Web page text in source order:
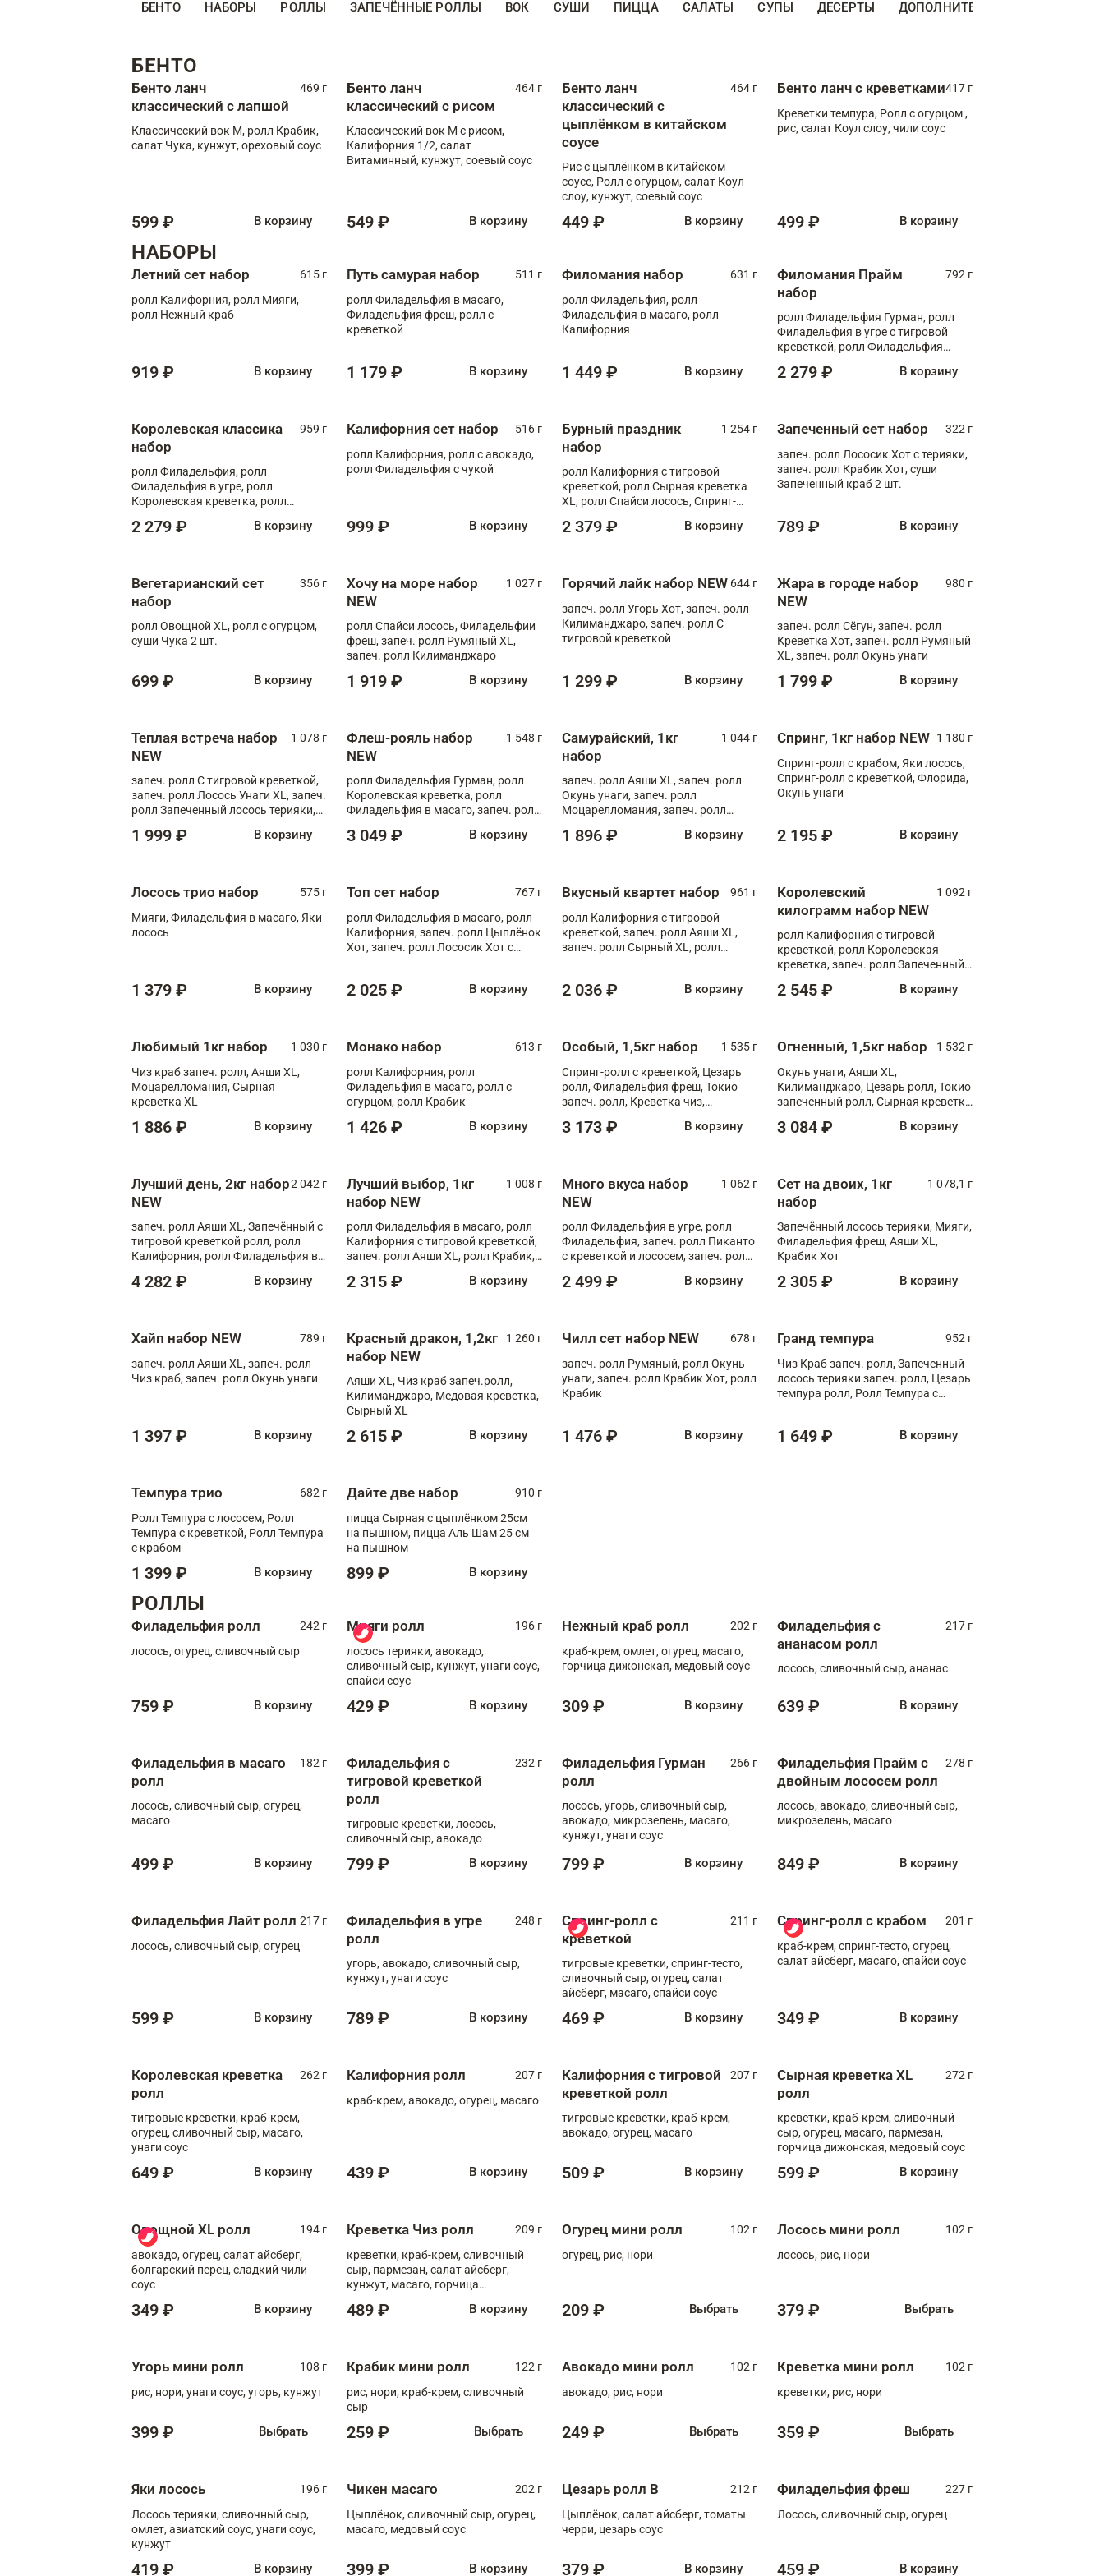
БЕНТО НАБОРЫ РОЛЛЫ ЗАПЕЧЁННЫЕ РОЛЛЫ ВОК СУШИ ПИЦЦА САЛАТЫ СУПЫ ДЕСЕРТЫ ДОПОЛНИТЕЛЬНО
БЕНТО
Бенто ланч
классический с лапшой
469 г
Классический вок М, ролл Крабик,
салат Чука, кунжут, ореховый соус
599 ₽ В корзину
Бенто ланч
классический с рисом
464 г
Классический вок М с рисом,
Калифорния 1/2, салат
Витаминный, кунжут, соевый соус
549 ₽ В корзину
Бенто ланч
классический с
цыплёнком в китайском
соусе
464 г
Рис с цыплёнком в китайском
соусе, Ролл с огурцом, салат Коул
слоу, кунжут, соевый соус
449 ₽ В корзину
Бенто ланч с креветками417 г
Креветки темпура, Ролл с огурцом ,
рис, салат Коул слоу, чили соус
499 ₽ В корзину
НАБОРЫ
Летний сет набор
615 г
ролл Калифорния, ролл Мияги,
ролл Нежный краб
919 ₽ В корзину
Путь самурая набор
511 г
ролл Филадельфия в масаго,
Филадельфия фреш, ролл с
креветкой
1 179 ₽ В корзину
Филомания набор
631 г
ролл Филадельфия, ролл
Филадельфия в масаго, ролл
Калифорния
1 449 ₽ В корзину
Филомания Прайм
набор
792 г
ролл Филадельфия Гурман, ролл
Филадельфия в угре с тигровой
креветкой, ролл Филадельфия
2 279 ₽ В корзину
Королевская классика
набор
959 г
ролл Филадельфия, ролл
Филадельфия в угре, ролл
Королевская креветка, ролл
2 279 ₽ В корзину
Калифорния сет набор
516 г
ролл Калифорния, ролл с авокадо,
ролл Филадельфия с чукой
999 ₽ В корзину
Бурный праздник
набор
1 254 г
ролл Калифорния с тигровой
креветкой, ролл Сырная креветка
XL, ролл Спайси лосось, Спринг-
Медовая креветка
2 379 ₽ В корзину
Запеченный сет набор
322 г
запеч. ролл Лососик Хот с терияки,
запеч. ролл Крабик Хот, суши
Запеченный краб 2 шт.
789 ₽ В корзину
Вегетарианский сет
набор
356 г
ролл Овощной XL, ролл с огурцом,
суши Чука 2 шт.
699 ₽ В корзину
Хочу на море набор
NEW
1 027 г
ролл Спайси лосось, Филадельфии
фреш, запеч. ролл Румяный XL,
запеч. ролл Килиманджаро
1 919 ₽ В корзину
Горячий лайк набор NEW 644 г
запеч. ролл Угорь Хот, запеч. ролл
Килиманджаро, запеч. ролл С
тигровой креветкой
1 299 ₽ В корзину
Жара в городе набор
NEW
980 г
запеч. ролл Сёгун, запеч. ролл
Креветка Хот, запеч. ролл Румяный
XL, запеч. ролл Окунь унаги
1 799 ₽ В корзину
Теплая встреча набор
NEW
1 078 г
запеч. ролл С тигровой креветкой,
запеч. ролл Лосось Унаги XL, запеч.
ролл Запеченный лосось терияки,
1 999 ₽ В корзину
Флеш-рояль набор
NEW
1 548 г
ролл Филадельфия Гурман, ролл
Королевская креветка, ролл
Филадельфия в масаго, запеч. ролл
Тигровая креветка с моцареллой,
3 049 ₽ В корзину
Самурайский, 1кг
набор
1 044 г
запеч. ролл Аяши XL, запеч. ролл
Окунь унаги, запеч. ролл
Моцарелломания, запеч. ролл
1 896 ₽ В корзину
Спринг, 1кг набор NEW 1 180 г
Спринг-ролл с крабом, Яки лосось,
Спринг-ролл с креветкой, Флорида,
Окунь унаги
2 195 ₽ В корзину
Лосось трио набор
575 г
Мияги, Филадельфия в масаго, Яки
лосось
1 379 ₽ В корзину
Топ сет набор
767 г
ролл Филадельфия в масаго, ролл
Калифорния, запеч. ролл Цыплёнок
Хот, запеч. ролл Лососик Хот с
2 025 ₽ В корзину
Вкусный квартет набор
961 г
ролл Калифорния с тигровой
креветкой, запеч. ролл Аяши XL,
запеч. ролл Сырный XL, ролл
2 036 ₽ В корзину
Королевский
килограмм набор NEW
1 092 г
ролл Калифорния с тигровой
креветкой, ролл Королевская
креветка, запеч. ролл Запеченный
XL, запеч. ролл Крабик Хот
2 545 ₽ В корзину
Любимый 1кг набор
1 030 г
Чиз краб запеч. ролл, Аяши XL,
Моцарелломания, Сырная
креветка XL
1 886 ₽ В корзину
Монако набор
613 г
ролл Калифорния, ролл
Филадельфия в масаго, ролл с
огурцом, ролл Крабик
1 426 ₽ В корзину
Особый, 1,5кг набор
1 535 г
Спринг-ролл с креветкой, Цезарь
ролл, Филадельфия фреш, Токио
запеч. ролл, Креветка чиз,
Флорида
3 173 ₽ В корзину
Огненный, 1,5кг набор
1 532 г
Окунь унаги, Аяши XL,
Килиманджаро, Цезарь ролл, Токио
запеченный ролл, Сырная креветка
3 084 ₽ В корзину
Лучший день, 2кг набор
NEW
2 042 г
запеч. ролл Аяши XL, Запечённый с
тигровой креветкой ролл, ролл
Калифорния, ролл Филадельфия в
запеч. ролл Моцарелломания, ролл
4 282 ₽ В корзину
Лучший выбор, 1кг
набор NEW
1 008 г
ролл Филадельфия в масаго, ролл
Калифорния с тигровой креветкой,
запеч. ролл Аяши XL, ролл Крабик,
2 315 ₽ В корзину
Много вкуса набор
NEW
1 062 г
ролл Филадельфия в угре, ролл
Филадельфия, запеч. ролл Пиканто
с креветкой и лососем, запеч. ролл
2 499 ₽ В корзину
Сет на двоих, 1кг
набор
1 078,1 г
Запечённый лосось терияки, Мияги,
Филадельфия фреш, Аяши XL,
Крабик Хот
2 305 ₽ В корзину
Хайп набор NEW
789 г
запеч. ролл Аяши XL, запеч. ролл
Чиз краб, запеч. ролл Окунь унаги
1 397 ₽ В корзину
Красный дракон, 1,2кг
набор NEW
1 260 г
Аяши XL, Чиз краб запеч.ролл,
Килиманджаро, Медовая креветка,
Сырный XL
2 615 ₽ В корзину
Чилл сет набор NEW
678 г
запеч. ролл Румяный, ролл Окунь
унаги, запеч. ролл Крабик Хот, ролл
Крабик
1 476 ₽ В корзину
Гранд темпура
952 г
Чиз Краб запеч. ролл, Запеченный
лосось терияки запеч. ролл, Цезарь
темпура ролл, Ролл Темпура с
1 649 ₽ В корзину
Темпура трио
682 г
Ролл Темпура с лососем, Ролл
Темпура с креветкой, Ролл Темпура
с крабом
1 399 ₽ В корзину
Дайте две набор
910 г
пицца Сырная с цыплёнком 25см
на пышном, пицца Аль Шам 25 см
на пышном
899 ₽ В корзину
РОЛЛЫ
Филадельфия ролл
242 г
лосось, огурец, сливочный сыр
759 ₽ В корзину
Мияги ролл
196 г
лосось терияки, авокадо,
сливочный сыр, кунжут, унаги соус,
спайси соус
429 ₽ В корзину
Нежный краб ролл
202 г
краб-крем, омлет, огурец, масаго,
горчица дижонская, медовый соус
309 ₽ В корзину
Филадельфия с
ананасом ролл
217 г
лосось, сливочный сыр, ананас
639 ₽ В корзину
Филадельфия в масаго
ролл
182 г
лосось, сливочный сыр, огурец,
масаго
499 ₽ В корзину
Филадельфия с
тигровой креветкой
ролл
232 г
тигровые креветки, лосось,
сливочный сыр, авокадо
799 ₽ В корзину
Филадельфия Гурман
ролл
266 г
лосось, угорь, сливочный сыр,
авокадо, микрозелень, масаго,
кунжут, унаги соус
799 ₽ В корзину
Филадельфия Прайм с
двойным лососем ролл
278 г
лосось, авокадо, сливочный сыр,
микрозелень, масаго
849 ₽ В корзину
Филадельфия Лайт ролл 217 г
лосось, сливочный сыр, огурец
599 ₽ В корзину
Филадельфия в угре
ролл
248 г
угорь, авокадо, сливочный сыр,
кунжут, унаги соус
789 ₽ В корзину
Спринг-ролл с
креветкой
211 г
тигровые креветки, спринг-тесто,
сливочный сыр, огурец, салат
айсберг, масаго, спайси соус
469 ₽ В корзину
Спринг-ролл с крабом
201 г
краб-крем, спринг-тесто, огурец,
салат айсберг, масаго, спайси соус
349 ₽ В корзину
Королевская креветка
ролл
262 г
тигровые креветки, краб-крем,
огурец, сливочный сыр, масаго,
унаги соус
649 ₽ В корзину
Калифорния ролл
207 г
краб-крем, авокадо, огурец, масаго
439 ₽ В корзину
Калифорния с тигровой
креветкой ролл
207 г
тигровые креветки, краб-крем,
авокадо, огурец, масаго
509 ₽ В корзину
Сырная креветка XL
ролл
272 г
креветки, краб-крем, сливочный
сыр, огурец, масаго, пармезан,
горчица дижонская, медовый соус
599 ₽ В корзину
Овощной XL ролл
194 г
авокадо, огурец, салат айсберг,
болгарский перец, сладкий чили
соус
349 ₽ В корзину
Креветка Чиз ролл
209 г
креветки, краб-крем, сливочный
сыр, пармезан, салат айсберг,
кунжут, масаго, горчица
489 ₽ В корзину
Огурец мини ролл
102 г
огурец, рис, нори
209 ₽ Выбрать
Лосось мини ролл
102 г
лосось, рис, нори
379 ₽ Выбрать
Угорь мини ролл
108 г
рис, нори, унаги соус, угорь, кунжут
399 ₽ Выбрать
Крабик мини ролл
122 г
рис, нори, краб-крем, сливочный
сыр
259 ₽ Выбрать
Авокадо мини ролл
102 г
авокадо, рис, нори
249 ₽ Выбрать
Креветка мини ролл
102 г
креветки, рис, нори
359 ₽ Выбрать
Яки лосось
196 г
Лосось терияки, сливочный сыр,
омлет, азиатский соус, унаги соус,
кунжут
419 ₽ В корзину
Чикен масаго
202 г
Цыплёнок, сливочный сыр, огурец,
масаго, медовый соус
399 ₽ В корзину
Цезарь ролл В
212 г
Цыплёнок, салат айсберг, томаты
черри, цезарь соус
379 ₽ В корзину
Филадельфия фреш
227 г
Лосось, сливочный сыр, огурец
459 ₽ В корзину